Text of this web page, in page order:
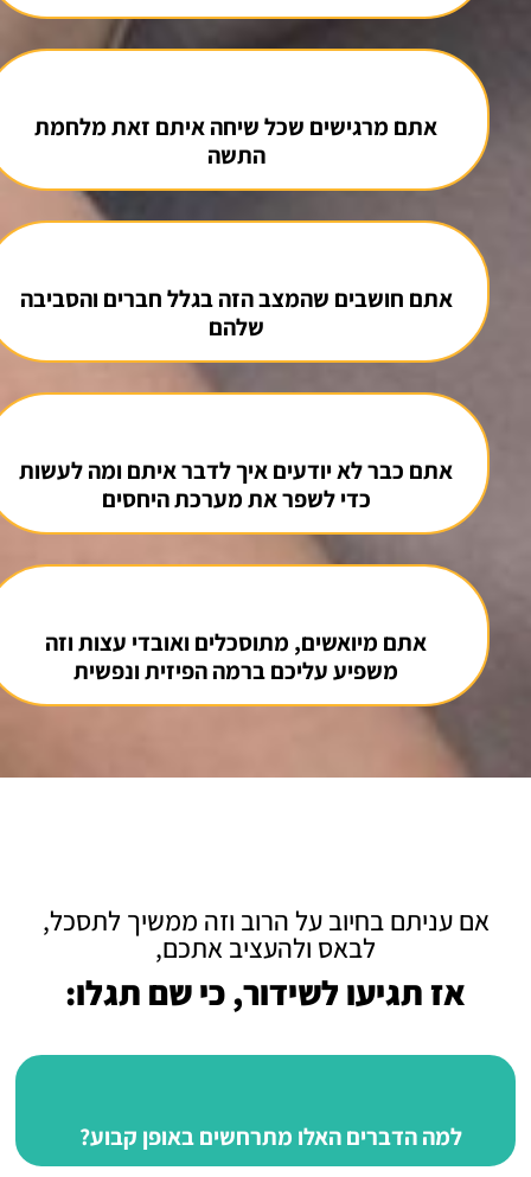
אתם מרגישים שכל שיחה איתם זאת מלחמת
התשה
אתם חושבים שהמצב הזה בגלל חברים והסביבה
שלהם
אתם כבר לא יודעים איך לדבר איתם ומה לעשות
כדי לשפר את מערכת היחסים
אתם מיואשים, מתוסכלים ואובדי עצות וזה
משפיע עליכם ברמה הפיזית ונפשית
אם עניתם בחיוב על הרוב וזה ממשיך לתסכל,
לבאס ולהעציב אתכם,
אז תגיעו לשידור, כי שם תגלו:
למה הדברים האלו מתרחשים באופן קבוע?